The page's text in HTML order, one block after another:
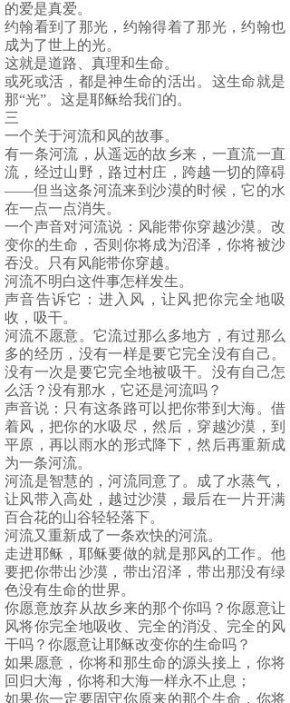
的爱是真爱。
约翰看到了那光，约翰得着了那光，约翰也
成为了世上的光。
这就是道路、真理和生命。
或死或活，都是神生命的活出。这生命就是
那“光”。这是耶稣给我们的。
三
一个关于河流和风的故事。
有一条河流，从遥远的故乡来，一直流一直
流，经过山野，路过村庄，跨越一切的障碍
——但当这条河流来到沙漠的时候，它的水
在一点一点消失。
一个声音对河流说：风能带你穿越沙漠。改
变你的生命，否则你将成为沼泽，你将被沙
吞没。只有风能带你穿越。
河流不明白这件事怎样发生。
声音告诉它：进入风，让风把你完全地吸
收，吸干。
河流不愿意。它流过那么多地方，有过那么
多的经历，没有一样是要它完全没有自己。
没有一次是要它完全地被吸干。没有自己怎
么活？没有那水，它还是河流吗？
声音说：只有这条路可以把你带到大海。借
着风，把你的水吸尽，然后，穿越沙漠，到
平原，再以雨水的形式降下，然后再重新成
为一条河流。
河流是智慧的，河流同意了。成了水蒸气，
让风带入高处，越过沙漠，最后在一片开满
百合花的山谷轻轻落下。
河流又重新成了一条欢快的河流。
走进耶稣，耶稣要做的就是那风的工作。他
要把你带出沙漠，带出沼泽，带出那没有绿
色没有生命的世界。
你愿意放弃从故乡来的那个你吗？你愿意让
风将你完全地吸收、完全的消没、完全的风
干吗？你愿意让耶稣改变你的生命吗？
如果愿意，你将和那生命的源头接上，你将
回归大海，你将和大海一样永不止息；
如果你一定要固守你原来的那个生命，你将